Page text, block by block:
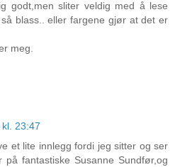
godt,men sliter veldig med å lese
blass.. eller fargene gjør at det er
meg.
23:47
et lite innlegg fordi jeg sitter og ser
på fantastiske Susanne Sundfør,og